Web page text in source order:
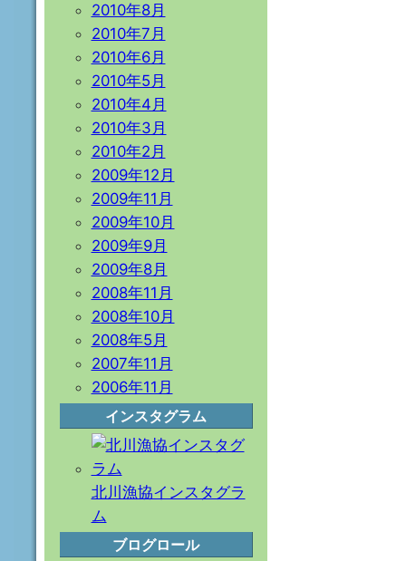
2010年8月
2010年7月
2010年6月
2010年5月
2010年4月
2010年3月
2010年2月
2009年12月
2009年11月
2009年10月
2009年9月
2009年8月
2008年11月
2008年10月
2008年5月
2007年11月
2006年11月
インスタグラム
北川漁協インスタグラ
ム
ブログロール